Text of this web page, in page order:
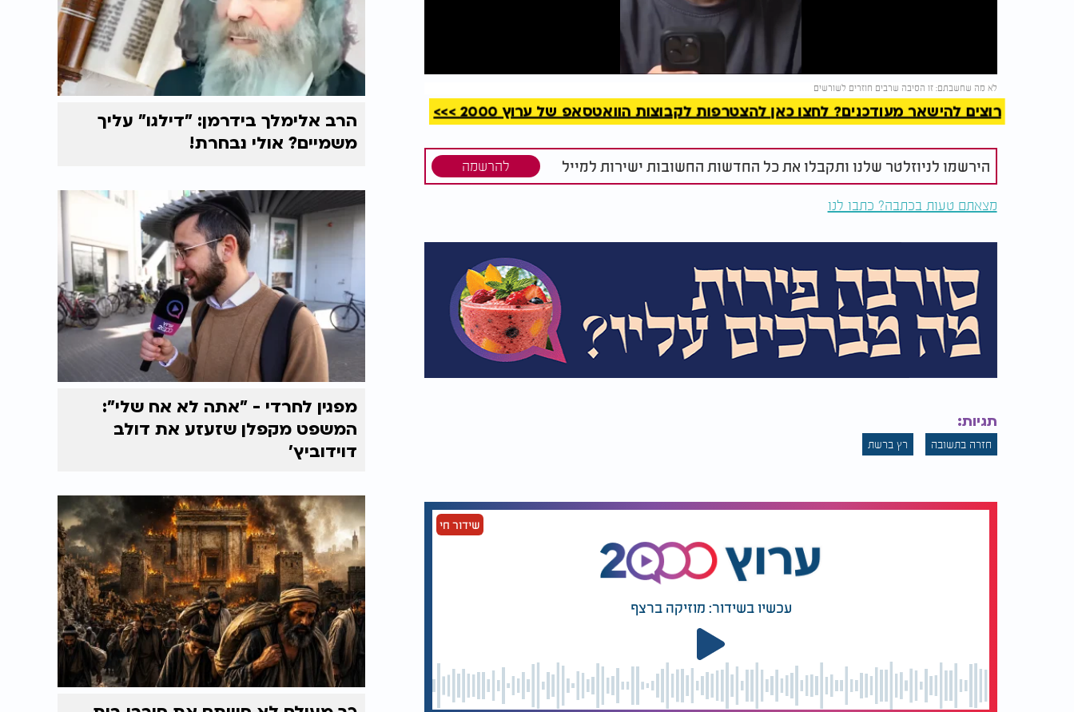
Video
לא מה שחשבתם: זו הסיבה שרבים חוזרים לשורשים
להמשך קריאה
רוצים להישאר מעודכנים? לחצו כאן להצטרפות לקבוצות הוואטסאפ של ערוץ 2000 >>>
הירשמו לניוזלטר שלנו ותקבלו את כל החדשות החשובות ישירות למייל להרשמה
מצאתם טעות בכתבה? כתבו לנו
תגיות:
חזרה בתשובה רץ ברשת
שידור חי
עכשיו בשידור: מוזיקה ברצף
הרב אלימלך בידרמן: "דילגו" עליך
משמיים? אולי נבחרת!
מפגין לחרדי - "אתה לא אח שלי":
המשפט מקפלן שזעזע את דולב
דוידוביץ'